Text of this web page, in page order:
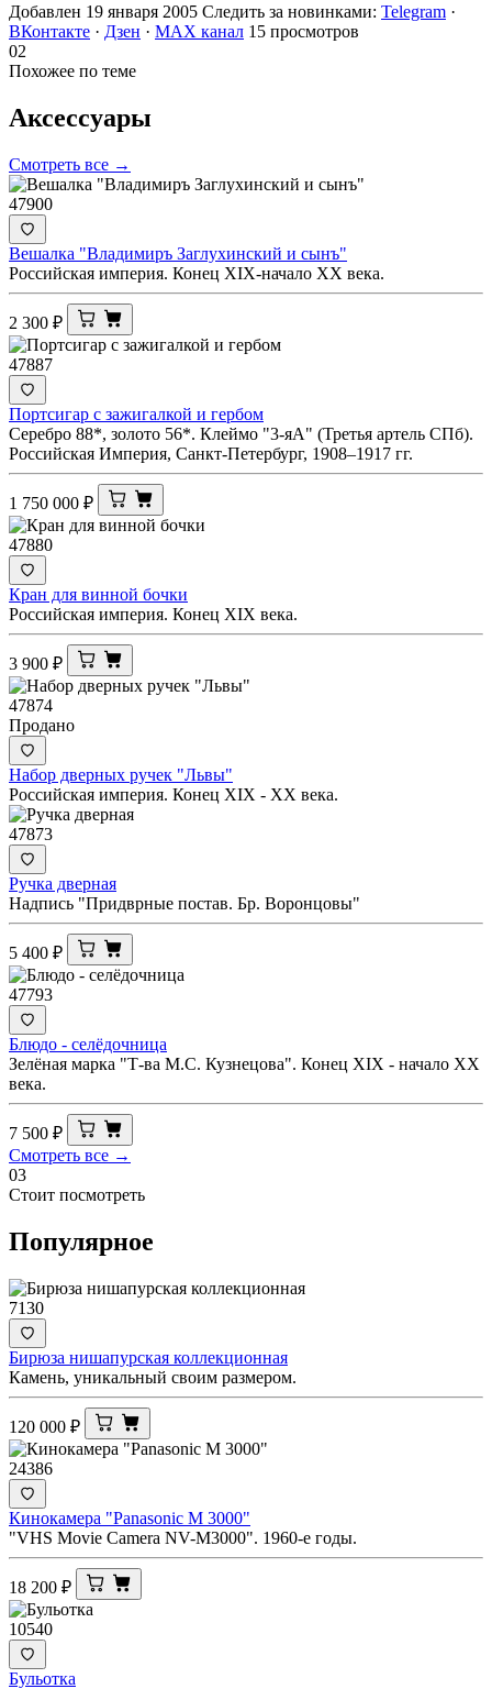
Добавлен 19 января 2005 Следить за новинками: Telegram ·
ВКонтакте · Дзен · MAX канал 15 просмотров
02
Похожее по теме
Аксессуары
Смотреть все →
47900
Вешалка "Владимиръ Заглухинский и сынъ"
Российская империя. Конец XIX-начало ХХ века.
2 300 ₽
47887
Портсигар с зажигалкой и гербом
Серебро 88*, золото 56*. Клеймо "3-яА" (Третья артель СПб).
Российская Империя, Санкт-Петербург, 1908–1917 гг.
1 750 000 ₽
47880
Кран для винной бочки
Российская империя. Конец XIX века.
3 900 ₽
47874
Продано
Набор дверных ручек "Львы"
Российская империя. Конец XIX - ХХ века.
47873
Ручка дверная
Надпись "Придврные постав. Бр. Воронцовы"
5 400 ₽
47793
Блюдо - селёдочница
Зелёная марка "Т-ва М.С. Кузнецова". Конец XIX - начало ХХ
века.
7 500 ₽
Смотреть все →
03
Стоит посмотреть
Популярное
7130
Бирюза нишапурская коллекционная
Камень, уникальный своим размером.
120 000 ₽
24386
Кинокамера "Panasonic M 3000"
"VHS Movie Camera NV-M3000". 1960-е годы.
18 200 ₽
10540
Бульотка